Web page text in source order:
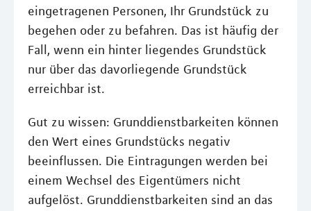
eingetragenen Personen, Ihr Grundstück zu
begehen oder zu befahren. Das ist häufig der
Fall, wenn ein hinter liegendes Grundstück
nur über das davorliegende Grundstück
erreichbar ist.
Gut zu wissen: Grunddienstbarkeiten können
den Wert eines Grundstücks negativ
beeinflussen. Die Eintragungen werden bei
einem Wechsel des Eigentümers nicht
aufgelöst. Grunddienstbarkeiten sind an das